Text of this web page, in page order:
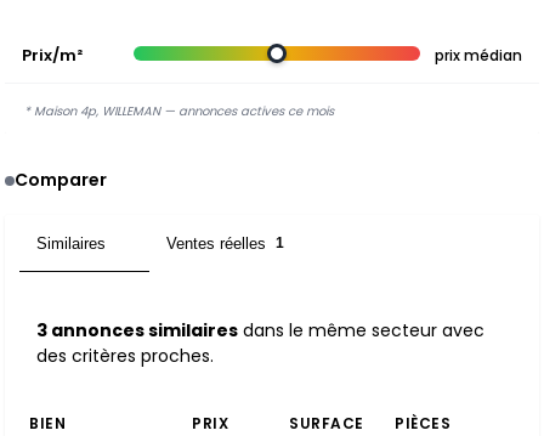
Prix/m² prix médian
* Maison 4p, WILLEMAN — annonces actives ce mois
Comparer
Similaires Ventes réelles 1
3 annonces similaires dans le même secteur avec
des critères proches.
BIEN PRIX SURFACE
PIÈCES